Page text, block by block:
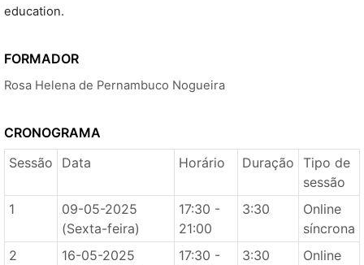
education.
FORMADOR
Rosa Helena de Pernambuco Nogueira
CRONOGRAMA
Sessão
Data Horário Duração Tipo de
sessão
1
09-05-2025
(Sexta-feira)
17:30 -
21:00
3:30
Online
síncrona
2
16-05-2025
17:30 -
3:30
Online